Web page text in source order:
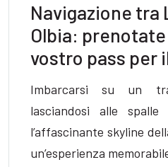
Navigazione tra
Olbia:
vostro pass per
Imbarcarsi su un
lasciandosi alle
l’affascinante skyline
un’esperienza